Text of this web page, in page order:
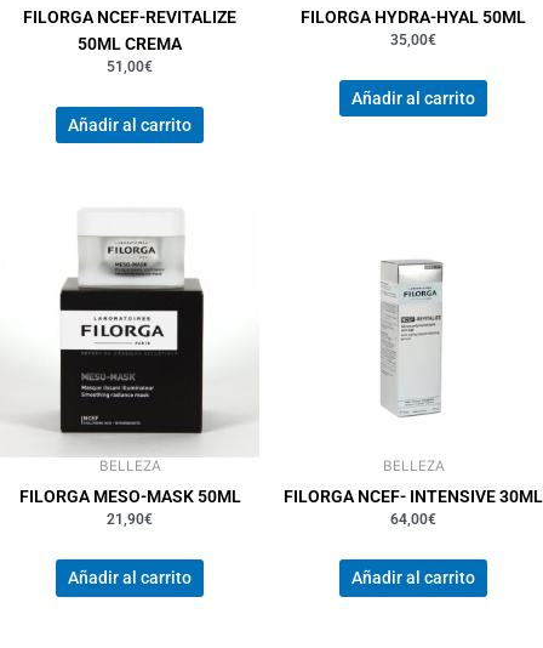
FILORGA NCEF-REVITALIZE
50ML CREMA
51,00€
Añadir al carrito
FILORGA HYDRA-HYAL 50ML
35,00€
Añadir al carrito
BELLEZA
FILORGA MESO-MASK 50ML
21,90€
Añadir al carrito
BELLEZA
FILORGA NCEF- INTENSIVE 30ML
64,00€
Añadir al carrito